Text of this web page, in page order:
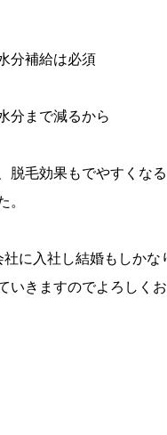
分補給は必須
分まで減るから
脱毛効果もでやすくな
。
に入社し結婚もしかな
いきますのでよろしく